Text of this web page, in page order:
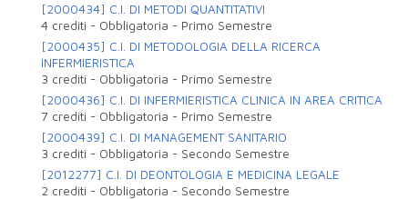
[2000434] C.I. DI METODI QUANTITATIVI
4 crediti - Obbligatoria - Primo Semestre
[2000435] C.I. DI METODOLOGIA DELLA RICERCA
INFERMIERISTICA
3 crediti - Obbligatoria - Primo Semestre
[2000436] C.I. DI INFERMIERISTICA CLINICA IN AREA CRITICA
7 crediti - Obbligatoria - Primo Semestre
[2000439] C.I. DI MANAGEMENT SANITARIO
3 crediti - Obbligatoria - Secondo Semestre
[2012277] C.I. DI DEONTOLOGIA E MEDICINA LEGALE
2 crediti - Obbligatoria - Secondo Semestre